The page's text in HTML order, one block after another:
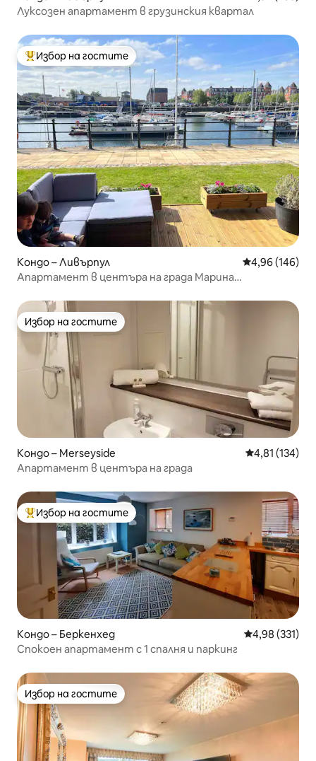
Луксозен апартамент в грузинския квартал
Най-популярен избор на гостите
Избор на гостите
Кондо – Ливърпул Средна
4,96 (146)
Апартамент в центъра на града Марина
Избор на гостите
Избор на гостите
Кондо – Merseyside Средна
4,81 (134)
Апартамент в центъра на града
Най-популярен избор на гостите
Избор на гостите
Кондо – Беркенхед Средна
4,98 (331)
Спокоен апартамент с 1 спалня и паркинг
Избор на гостите
Избор на гостите